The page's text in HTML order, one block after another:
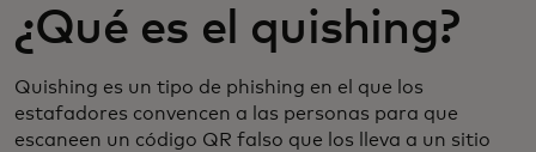
¿Qué es el quishing?
Quishing es un tipo de phishing en el que los
estafadores convencen a las personas para que
escaneen un código QR falso que los lleva a un sitio